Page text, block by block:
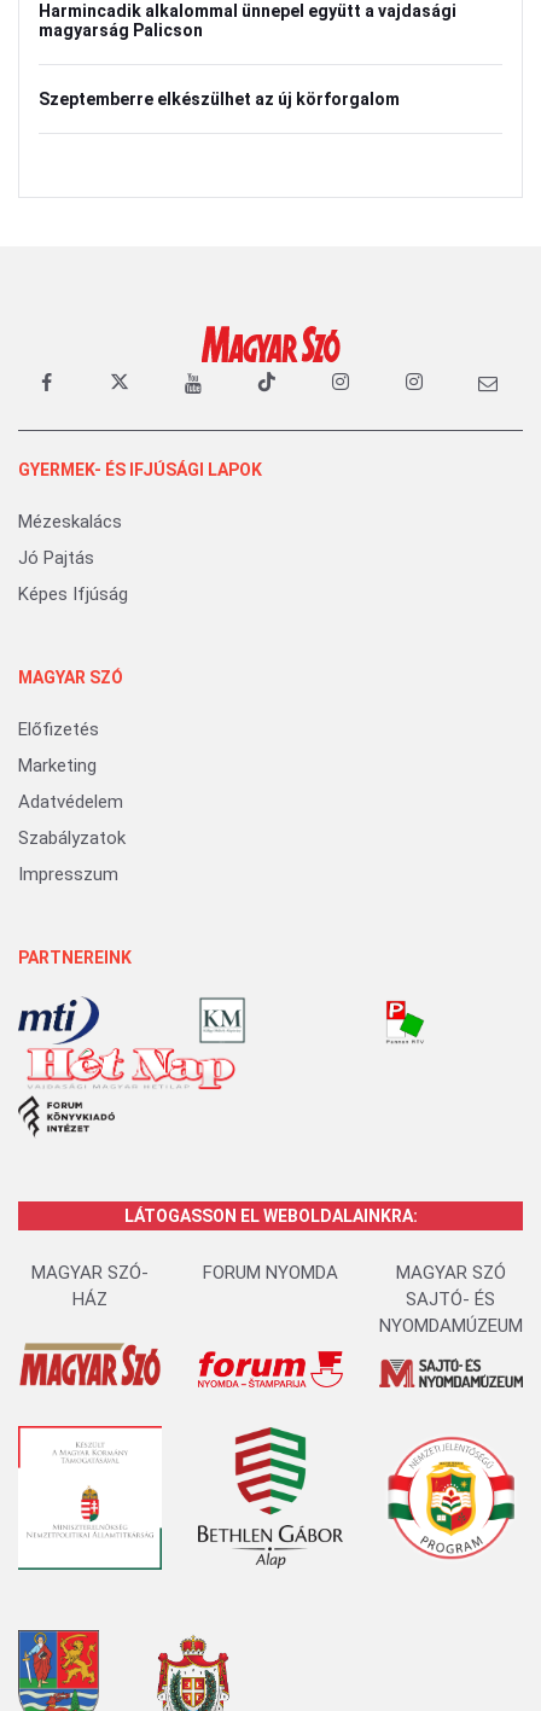
Harmincadik alkalommal ünnepel együtt a vajdasági
magyarság Palicson
Szeptemberre elkészülhet az új körforgalom
GYERMEK- ÉS IFJÚSÁGI LAPOK
Mézeskalács
Jó Pajtás
Képes Ifjúság
MAGYAR SZÓ
Előfizetés
Marketing
Adatvédelem
Szabályzatok
Impresszum
PARTNEREINK
LÁTOGASSON EL WEBOLDALAINKRA:
MAGYAR SZÓ-
HÁZ
FORUM NYOMDA
MAGYAR SZÓ
SAJTÓ- ÉS
NYOMDAMÚZEUM